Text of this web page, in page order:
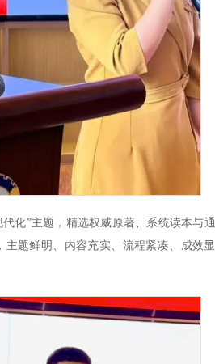
化”主题，精选权威原著、系统读本与通
题鲜明、内容充实、流程紧凑、成效显